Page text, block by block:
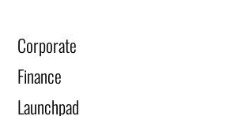
Corporate
Finance
Launchpad